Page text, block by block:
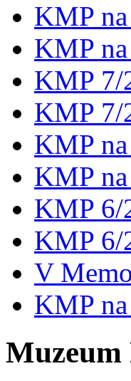
KMP
KMP
KMP 7/
KMP 7/
KMP
KMP
KMP 6/
KMP 6/
V
KMP
Muzeum